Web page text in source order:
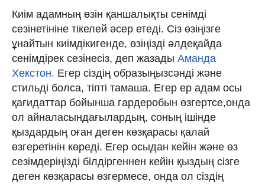
Киім адамның өзін қаншалықты сенімді
сезінетініне тікелей әсер етеді. Сіз өзіңізге
ұнайтын киімдікигенде, өзіңізді әлдеқайда
сенімдірек сезінесіз, деп жазады Аманда
Хекстон. Егер сіздің образыңызсәнді және
стильді болса, тіпті тамаша. Егер ер адам осы
қағидаттар бойынша гардеробын өзгертсе,онда
ол айналасындағылардың, соның ішінде
қыздардың оған деген көзқарасы қалай
өзгеретінін көреді. Егер осыдан кейін және өз
сезімдеріңізді білдіргеннен кейін қыздың сізге
деген көзқарасы өзгермесе, онда ол сіздің